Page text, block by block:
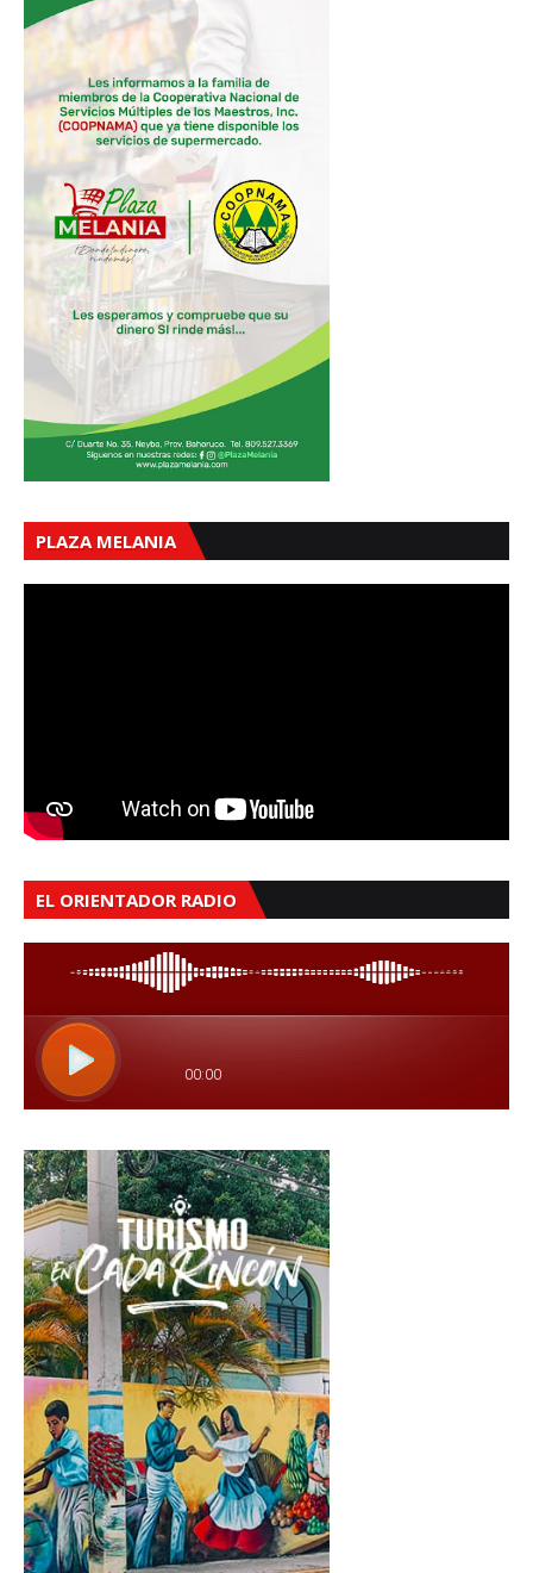
PLAZA MELANIA
EL ORIENTADOR RADIO